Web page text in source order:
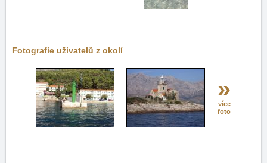
Fotografie uživatelů z okolí
»
více
foto